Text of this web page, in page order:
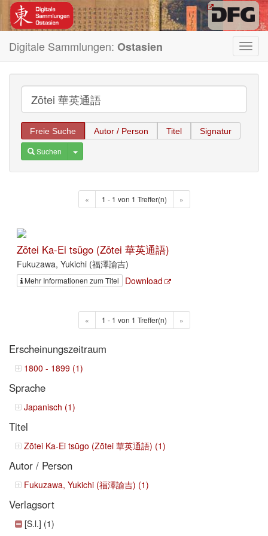
Digitale Sammlungen: Ostasien
Freie Suche Autor / Person Titel Signatur
Suchen Toggle Dropdown
« 1 - 1 von 1 Treffer(n) »
Zōtei Ka-Ei tsūgo (Zōtei 華英通語)
Fukuzawa, Yukichi (福澤諭吉)
Mehr Informationen zum Titel Download
« 1 - 1 von 1 Treffer(n) »
Erscheinungszeitraum
1800 - 1899 (1)
Sprache
Japanisch (1)
Titel
Zōtei Ka-Ei tsūgo (Zōtei 華英通語) (1)
Autor / Person
Fukuzawa, Yukichi (福澤諭吉) (1)
Verlagsort
[S.l.] (1)